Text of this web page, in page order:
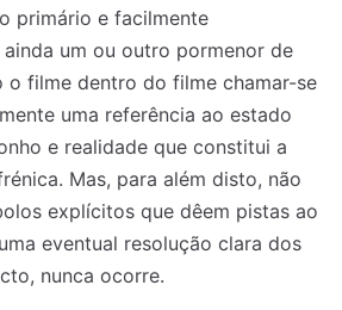
primário e facilmente
um ou outro pormenor de
o filme dentro do filme chamar-se
uma referência ao estado
e realidade que constitui a
Mas, para além disto, não
explícitos que dêem pistas ao
eventual resolução clara dos
nunca ocorre.